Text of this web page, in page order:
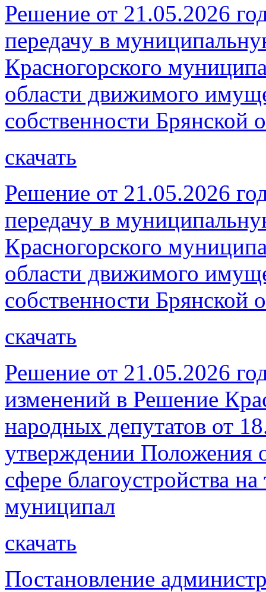
Решение от 21.05.2026
передачу в
Красногорского
области движимого
собственности Брянской
скачать
Решение от 21.05.2026
передачу в
Красногорского
области движимого
собственности Брянской
скачать
Решение от 21.05.2026
изменений в Решение
народных депутатов от
утверждении Положения
сфере благоустройства
муниципал
скачать
Постановление